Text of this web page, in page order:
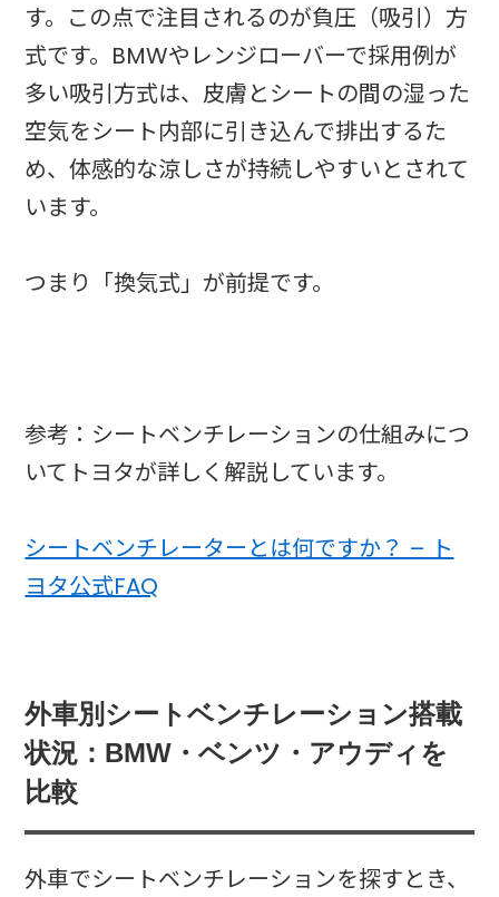
す。この点で注目されるのが負圧（吸引）方
式です。BMWやレンジローバーで採用例が
多い吸引方式は、皮膚とシートの間の湿った
空気をシート内部に引き込んで排出するた
め、体感的な涼しさが持続しやすいとされて
います。
つまり「換気式」が前提です。
参考：シートベンチレーションの仕組みにつ
いてトヨタが詳しく解説しています。
シートベンチレーターとは何ですか？ – ト
ヨタ公式FAQ
外車別シートベンチレーション搭載
状況：BMW・ベンツ・アウディを
比較
外車でシートベンチレーションを探すとき、